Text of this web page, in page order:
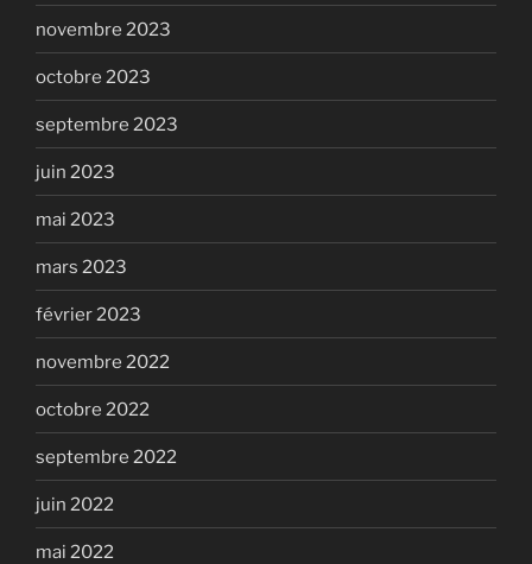
novembre 2023
octobre 2023
septembre 2023
juin 2023
mai 2023
mars 2023
février 2023
novembre 2022
octobre 2022
septembre 2022
juin 2022
mai 2022